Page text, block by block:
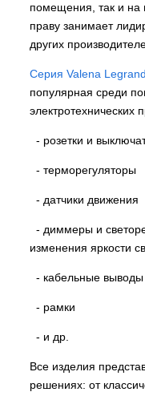
помещения, так и
праву занимает
других
Серия Valena
популярная среди
электротехнических
- розетки и
- терморегуляторы
- датчики движения
- диммеры и
изменения яркости
- кабельные выводы
- рамки
- и др.
Все изделия
решениях: от